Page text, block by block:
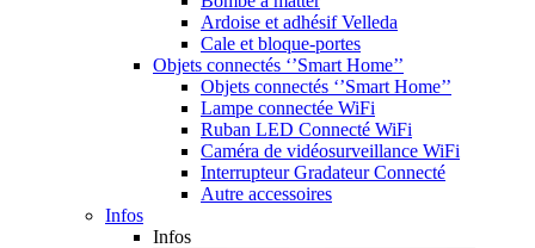
Ardoise et adhésif Velleda
Cale et bloque-portes
Objets connectés ‘’Smart Home’’
Objets connectés ‘’Smart Home’’
Lampe connectée WiFi
Ruban LED Connecté WiFi
Caméra de vidéosurveillance WiFi
Interrupteur Gradateur Connecté
Autre accessoires
Infos
Infos